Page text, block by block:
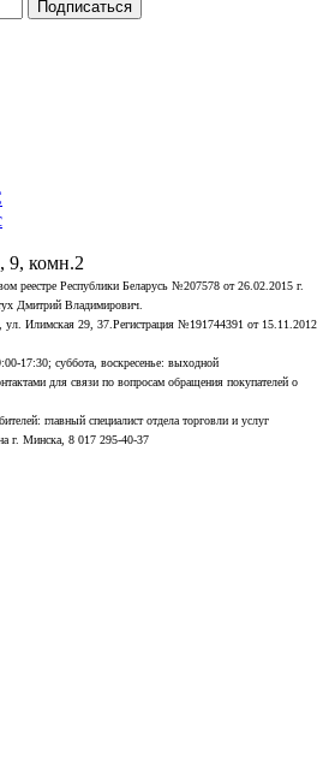
9, комн.2
реестре Республики Беларусь №207578 от 26.02.2015 г.
Дмитрий Владимирович.
ул. Илимская 29, 37.Регистрация №191744391 от 15.11.2012
17:30; суббота, воскресенье: выходной
для связи по вопросам обращения покупателей о
главный специалист отдела торговли и услуг
г. Минска, 8 017 295-40-37